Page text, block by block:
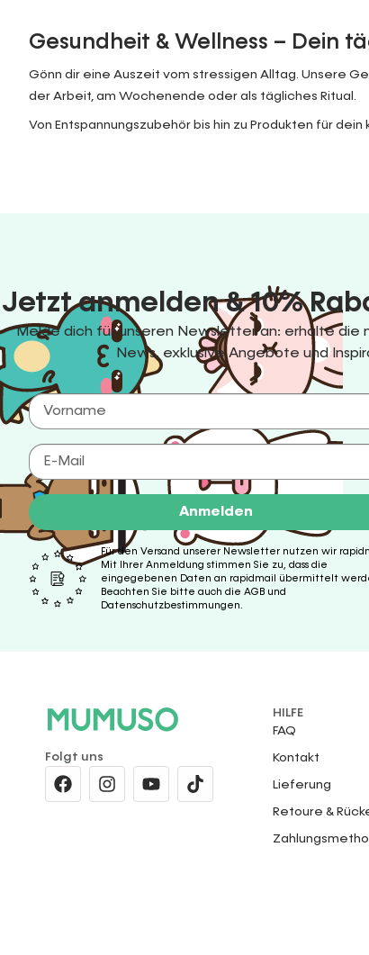
Gesundheit & Wellness – Dein
Gönn dir eine Auszeit vom stressigen Alltag. Unsere
der Arbeit, am Wochenende oder als tägliches Ritual.
Von Entspannungszubehör bis hin zu Produkten für
Jetzt anmelden & 10%
Melde dich für unseren Newsletter an: erhalte die
News, exklusive Angebote und
Anmelden
Für den Versand unserer Newsletter nutzen wir
Mit Ihrer Anmeldung stimmen Sie zu, dass die
eingegebenen Daten an rapidmail übermittelt
Beachten Sie bitte auch die AGB und
Datenschutzbestimmungen.
Folgt uns
HILFE
FAQ
Kontakt
Lieferung
Retoure &